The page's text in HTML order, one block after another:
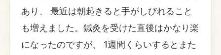
あり、 最近は朝起きると手がしびれること
も増えました。鍼灸を受けた直後はかなり楽
になったのですが、 1週間くらいするとまた